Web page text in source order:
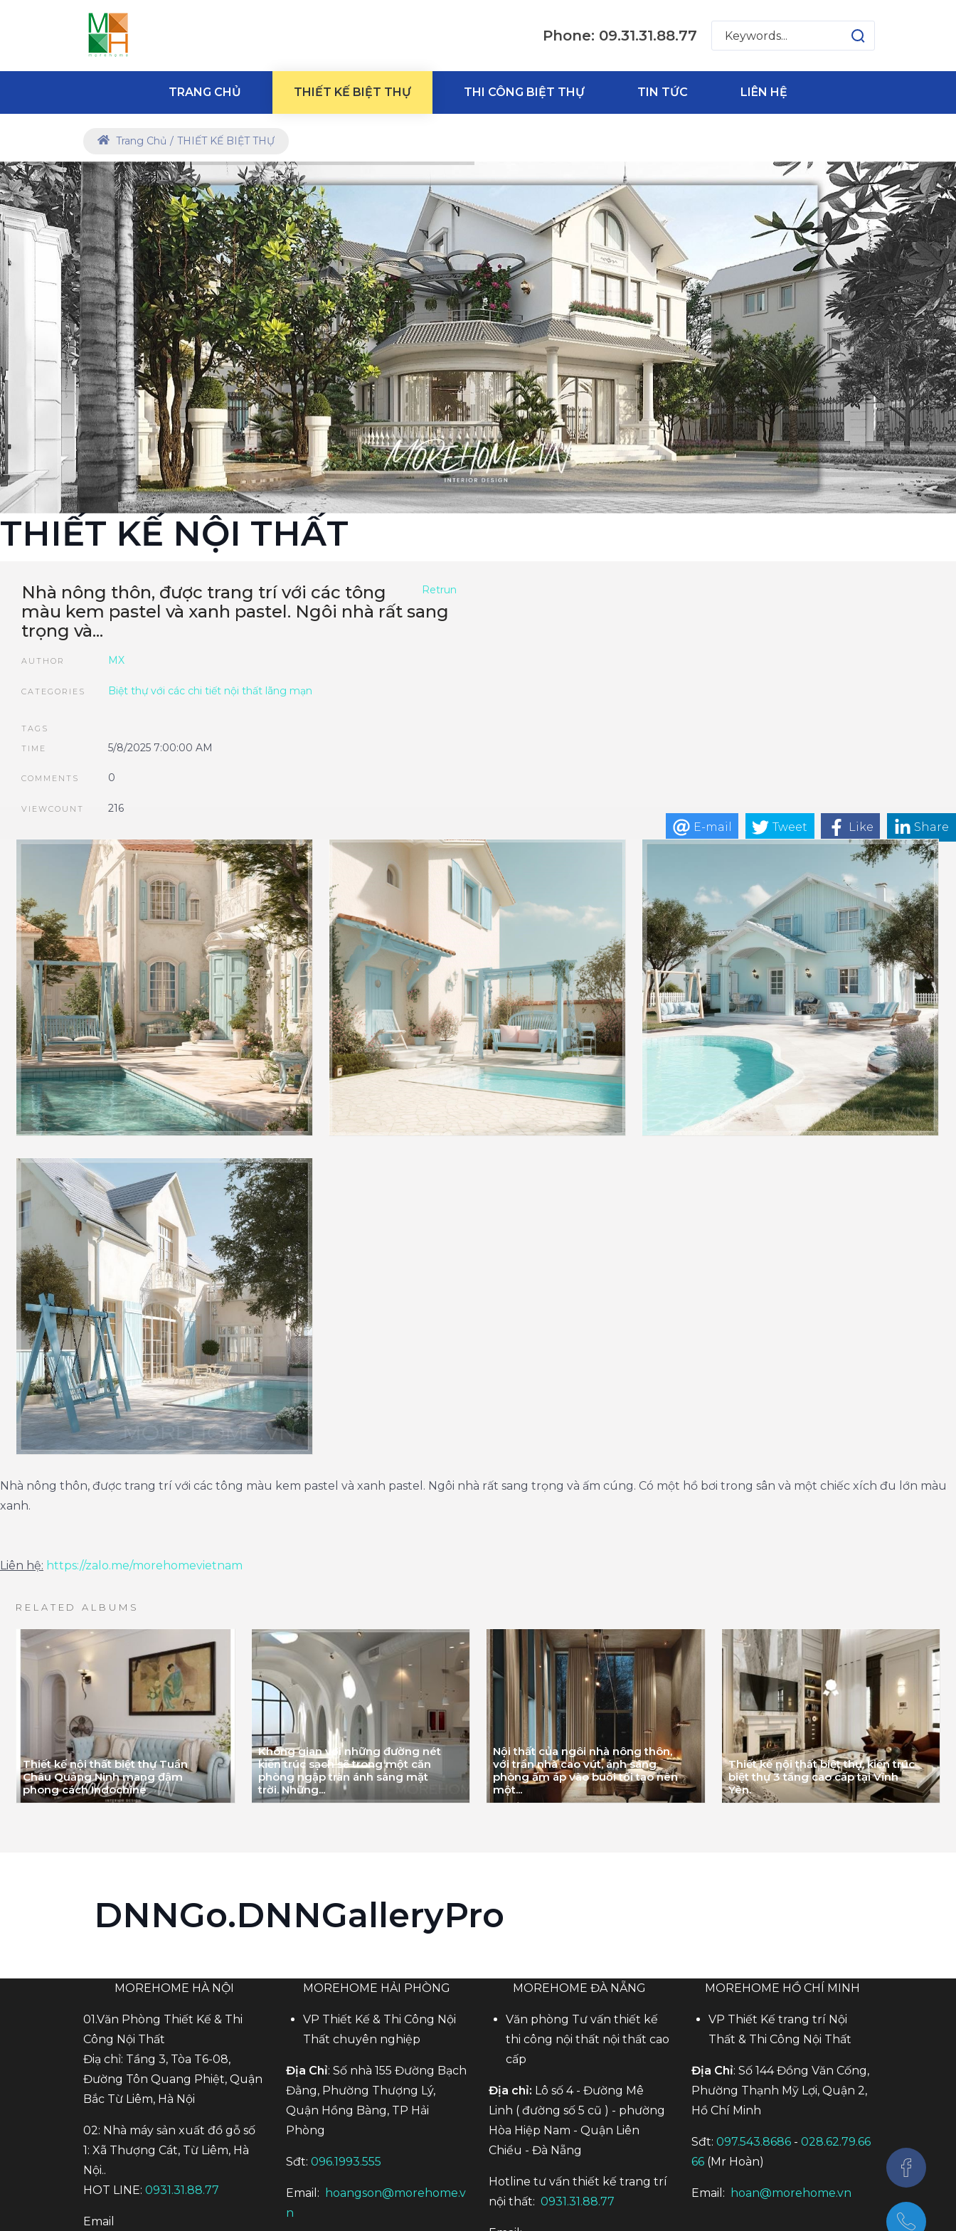
Phone: 09.31.31.88.77
TRANG CHỦ THIẾT KẾ BIỆT THỰ THI CÔNG BIỆT THỰ TIN TỨC LIÊN HỆ
Trang Chủ THIẾT KẾ BIỆT THỰ
THIẾT KẾ NỘI THẤT
E-mail Tweet Like Share
Retrun
Nhà nông thôn, được trang trí với các tông
màu kem pastel và xanh pastel. Ngôi nhà rất sang
trọng và...
AUTHOR MX
CATEGORIES Biệt thự với các chi tiết nội thất lãng mạn
TAGS
TIME
5/8/2025 7:00:00 AM
COMMENTS 0
VIEWCOUNT 216
Nhà nông thôn, được trang trí với các tông màu kem pastel và xanh pastel. Ngôi nhà rất sang trọng và ấm cúng. Có một hồ bơi trong sân và một chiếc xích đu lớn màu
xanh.
Liên hệ: https://zalo.me/morehomevietnam
RELATED ALBUMS
Thiết kế nội thất biệt thự Tuần
Châu Quảng Ninh mang đậm
phong cách Indochine
Không gian với những đường nét
kiến trúc sạch sẽ trong một căn
phòng ngập tràn ánh sáng mặt
trời. Những...
Nội thất của ngôi nhà nông thôn,
với trần nhà cao vút, ánh sáng
phòng ấm áp vào buổi tối tạo nên
một...
Thiết kế nội thất biệt thự, kiến trúc
biệt thự 3 tầng cao cấp tại Vĩnh
Yên.
DNNGo.DNNGalleryPro
MOREHOME HÀ NỘI
01.Văn Phòng Thiết Kế & Thi
Công Nội Thất
Điạ chỉ: Tầng 3, Tòa T6-08,
Đường Tôn Quang Phiệt, Quận
Bắc Từ Liêm, Hà Nội
02: Nhà máy sản xuất đồ gỗ số
1: Xã Thượng Cát, Từ Liêm, Hà
Nội..
HOT LINE: 0931.31.88.77
Email
MOREHOME HẢI PHÒNG
VP Thiết Kế & Thi Công Nội
Thất chuyên nghiệp
Địa Chỉ: Số nhà 155 Đường Bạch
Đằng, Phường Thượng Lý,
Quận Hồng Bàng, TP Hải
Phòng
Sđt: 096.1993.555
Email:
hoangson@morehome.v
n
MOREHOME ĐÀ NẴNG
Văn phòng Tư vấn thiết kế
thi công nội thất nội thất cao
cấp
Địa chỉ: Lô số 4 - Đường Mê
Linh ( đường số 5 cũ ) - phường
Hòa Hiệp Nam - Quận Liên
Chiểu - Đà Nẵng
Hotline tư vấn thiết kế trang trí
nội thất: 0931.31.88.77
MOREHOME HỒ CHÍ MINH
VP Thiết Kế trang trí Nội
Thất & Thi Công Nội Thất
Địa Chỉ: Số 144 Đồng Văn Cống,
Phường Thạnh Mỹ Lợi, Quận 2,
Hồ Chí Minh
Sđt: 097.543.8686 - 028.62.79.66
66 (Mr Hoàn)
Email: hoan@morehome.vn